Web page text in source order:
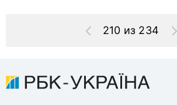
210 из 234